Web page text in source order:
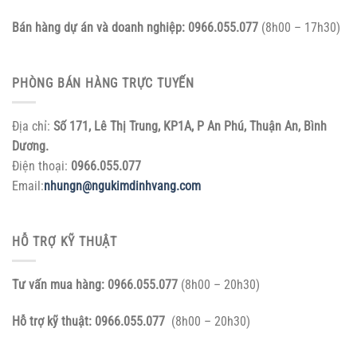
Bán hàng dự án và doanh nghiệp: 0966.055.077 (8h00 – 17h30)
PHÒNG BÁN HÀNG TRỰC TUYẾN
Địa chỉ: Số 171, Lê Thị Trung, KP1A, P An Phú, Thuận An, Bình
Dương.
Điện thoại: 0966.055.077
Email:nhungn@ngukimdinhvang.com
HỖ TRỢ KỸ THUẬT
Tư vấn mua hàng: 0966.055.077 (8h00 – 20h30)
Hỗ trợ kỹ thuật: 0966.055.077 (8h00 – 20h30)